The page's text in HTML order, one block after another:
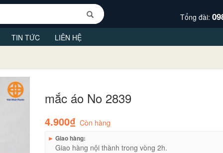
Tổng đài:
TIN TỨC LIÊN HỆ
mắc áo No 2839
4.900₫ Còn hàng
► Giao hàng:
Giao hàng nội thành trong vòng 2h.